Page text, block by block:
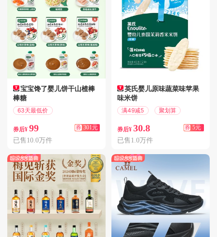
宝宝馋了婴儿饼干山楂棒
棒糖
63天最低价
券后¥ 99 券 301元
已售10.0万件
英氏婴儿原味蔬菜味苹果
味米饼
满49减5 聚划算
券后¥ 30.8 券 5元
已售1.0万件